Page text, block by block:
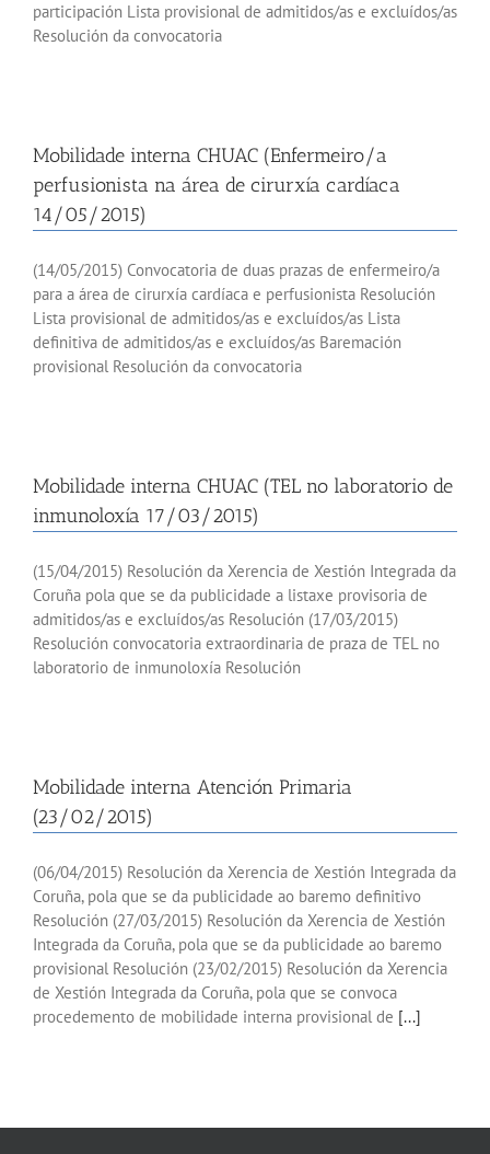
participación Lista provisional de admitidos/as e excluídos/as
Resolución da convocatoria
Mobilidade interna CHUAC (Enfermeiro/a
perfusionista na área de cirurxía cardíaca
14/05/2015)
(14/05/2015) Convocatoria de duas prazas de enfermeiro/a
para a área de cirurxía cardíaca e perfusionista Resolución
Lista provisional de admitidos/as e excluídos/as Lista
definitiva de admitidos/as e excluídos/as Baremación
provisional Resolución da convocatoria
Mobilidade interna CHUAC (TEL no laboratorio de
inmunoloxía 17/03/2015)
(15/04/2015) Resolución da Xerencia de Xestión Integrada da
Coruña pola que se da publicidade a listaxe provisoria de
admitidos/as e excluídos/as Resolución (17/03/2015)
Resolución convocatoria extraordinaria de praza de TEL no
laboratorio de inmunoloxía Resolución
Mobilidade interna Atención Primaria
(23/02/2015)
(06/04/2015) Resolución da Xerencia de Xestión Integrada da
Coruña, pola que se da publicidade ao baremo definitivo
Resolución (27/03/2015) Resolución da Xerencia de Xestión
Integrada da Coruña, pola que se da publicidade ao baremo
provisional Resolución (23/02/2015) Resolución da Xerencia
de Xestión Integrada da Coruña, pola que se convoca
procedemento de mobilidade interna provisional de [...]